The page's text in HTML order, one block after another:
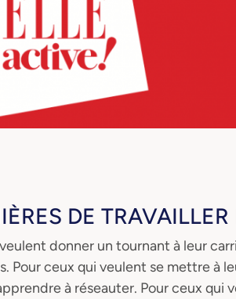
DE
donner un tournant à leur
Pour ceux qui veulent se mettre à
à réseauter. Pour ceux qui